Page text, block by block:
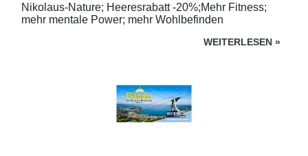
Nikolaus-Nature; Heeresrabatt -20%;Mehr Fitness;
mehr mentale Power; mehr Wohlbefinden
WEITERLESEN »